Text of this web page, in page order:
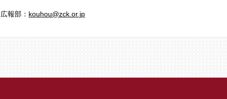
広報部： kouhou@zck.or.jp